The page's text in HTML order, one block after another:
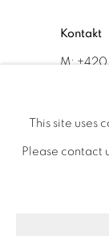
Kontakt
M:
AUTORSKÁ
This site uses
Please contact